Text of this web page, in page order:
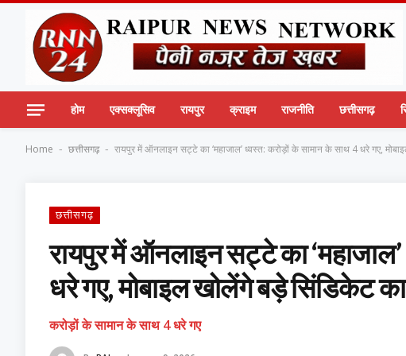
होम एक्सक्लूसिव रायपुर क्राइम राजनीति छत्तीसगढ़
Home - छत्तीसगढ़ - रायपुर में ऑनलाइन सट्टे का ‘महाजाल’ ध्वस्त: करोड़ों के सामान के साथ 4 धरे गए,
छत्तीसगढ़
रायपुर में ऑनलाइन सट्टे का
धरे गए, मोबाइल खोलेंगे बड़े सिंडिकेट
करोड़ों के सामान के साथ 4 धरे गए